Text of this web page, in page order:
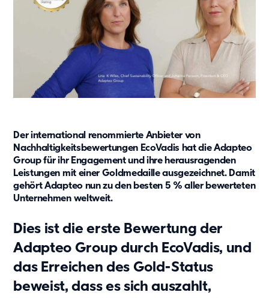
Showroom
Unsere Lösungen
Vario
Event
Kaufsysteme
Produkte
Zusätzliche Leistungen
Nachhaltigkeit
Nachhaltigkeit
Unser Konzept
Der international renommierte Anbieter von
Nachhaltigkeitsbewertungen EcoVadis hat die Adapteo
Group für ihr Engagement und ihre herausragenden
Leistungen mit einer Goldmedaille ausgezeichnet. Damit
gehört Adapteo nun zu den besten 5 % aller bewerteten
Unternehmen weltweit.
Dies ist die erste Bewertung der
Adapteo Group durch EcoVadis, und
das Erreichen des Gold-Status
beweist, dass es sich auszahlt,